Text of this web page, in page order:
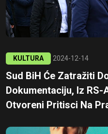
KULTURA 2024-12-14
Sud BiH Će Zatražiti
Dokumentaciju, Iz RS-
Otvoreni Pritisci Na